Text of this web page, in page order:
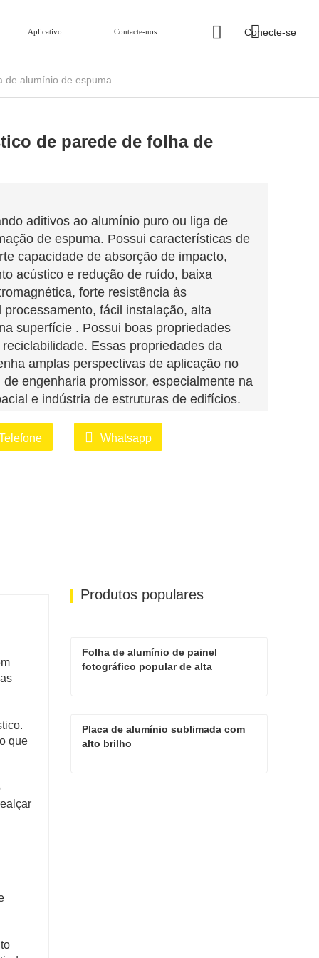
Aplicativo Contacte-nos Conecte-se
de alumínio de espuma
de parede de folha de
aditivos ao alumínio puro ou liga de
de espuma. Possui características de
capacidade de absorção de impacto,
acústico e redução de ruído, baixa
forte resistência às
fácil instalação, alta
superfície . Possui boas propriedades
Essas propriedades da
amplas perspectivas de aplicação no
engenharia promissor, especialmente na
e indústria de estruturas de edifícios.
Whatsapp
que
Produtos populares
Folha de alumínio de painel
fotográfico popular de alta
Contate agora
Placa de alumínio sublimada com
alto brilho